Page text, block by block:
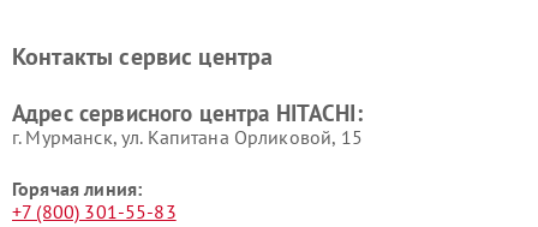
данных HITACHI
HITACHI
HITACHI
HITACHI
Контакты сервис центра
Адрес сервисного центра HITACHI:
г. Мурманск, ул. Капитана Орликовой, 15
Горячая линия:
+7 (800) 301-55-83